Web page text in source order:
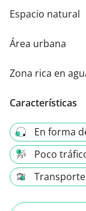
Espacio natural
Área urbana
Zona rica en
Características
En forma
Poco